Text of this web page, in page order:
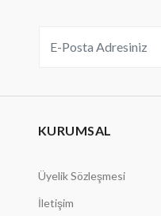
KURUMSAL
Üyelik Sözleşmesi
İletişim